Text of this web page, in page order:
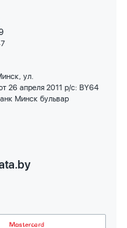
ул.
26 апреля 2011 р/с: BY64
Минск бульвар